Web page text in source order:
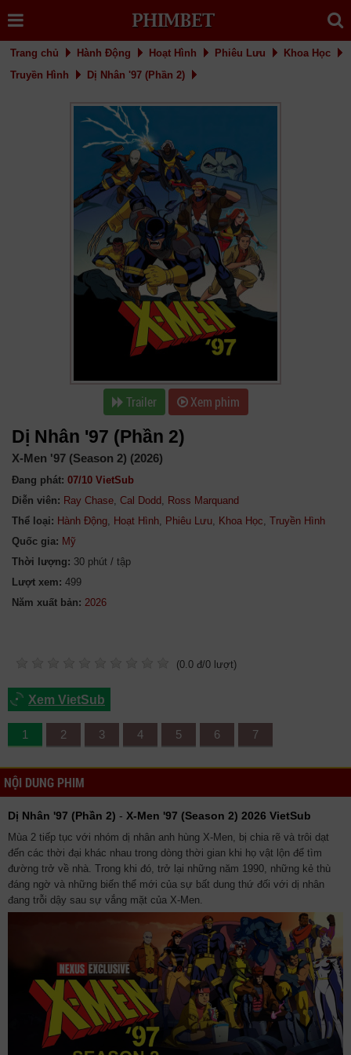
Trang chủ Hành Động Hoạt Hình Phiêu Lưu
Khoa Học
Truyền Hình
Dị Nhân '97 (Phần 2)
Trailer Xem phim
Dị Nhân '97 (Phần 2)
X-Men '97 (Season 2) (2026)
Đang phát: 07/10 VietSub
Diễn viên: Ray Chase, Cal Dodd , Ross Marquand
Thể loại: Hành Động, Hoạt Hình, Phiêu Lưu, Khoa Học, Truyền Hình
Quốc gia: Mỹ
Thời lượng: 30 phút / tập
Lượt xem: 499
Năm xuất bản:
(0.0 đ/0 lượt)
Xem VietSub
1 2 3 4 5 6 7
NỘI DUNG PHIM
Dị Nhân '97 (Phần 2) - X-Men '97 (Season 2) 2026 VietSub
Mùa 2 tiếp tục với nhóm dị nhân anh hùng X-Men, bị chia rẽ và trôi dạt
đến các thời đại khác nhau trong dòng thời gian khi họ vật lộn để tìm
đường trở về nhà. Trong khi đó, trở lại những năm 1990, những kẻ thù
đáng ngờ và những biến thể mới của sự bất dung thứ đối với dị nhân
đang trỗi dậy sau sự vắng mặt của X-Men.